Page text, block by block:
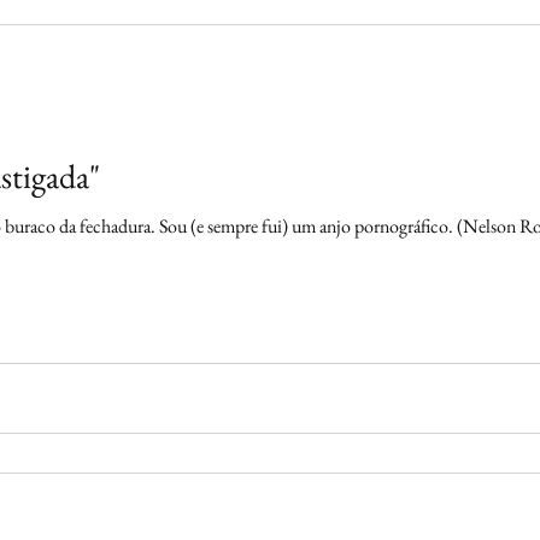
da fechadura. Sou (e sempre fui) um anjo pornográfico. (Nelson